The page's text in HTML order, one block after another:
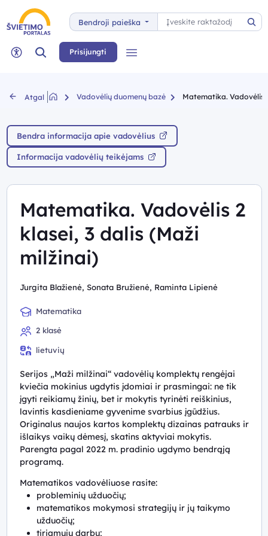
Bendroji paieška
Paieška
Neįgaliųjų rėžimas
Paieška Prisijungti
Atgal Vadovėlių duomenų bazė Matematika. Vadovėlis
Bendra informacija apie vadovėlius
Informacija vadovėlių teikėjams
Matematika. Vadovėlis 2
klasei, 3 dalis (Maži
milžinai)
Jurgita Blažienė, Sonata Bružienė, Raminta Lipienė
Matematika
2 klasė
lietuvių
Serijos „Maži milžinai“ vadovėlių komplektų rengėjai
kviečia mokinius ugdytis įdomiai ir prasmingai: ne tik
įgyti reikiamų žinių, bet ir mokytis tyrinėti reiškinius,
lavintis kasdieniame gyvenime svarbius įgūdžius.
Originalus naujos kartos komplektų dizainas patrauks ir
išlaikys vaikų dėmesį, skatins aktyviai mokytis.
Parengta pagal 2022 m. pradinio ugdymo bendrąją
programą.
Matematikos vadovėliuose rasite:
probleminių užduočių;
matematikos mokymosi strategijų ir jų taikymo
užduočių;
tiriamųjų darbų;